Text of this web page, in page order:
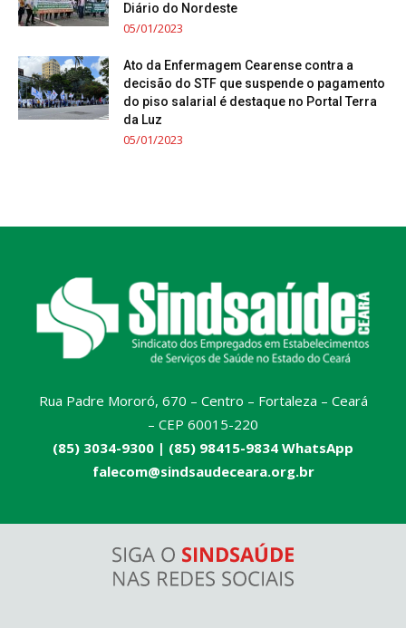
Diário do Nordeste
05/01/2023
Ato da Enfermagem Cearense contra a
decisão do STF que suspende o pagamento
do piso salarial é destaque no Portal Terra
da Luz
05/01/2023
Rua Padre Mororó, 670 – Centro – Fortaleza – Ceará
– CEP 60015-220
(85) 3034-9300 | (85) 98415-9834 WhatsApp
falecom@sindsaudeceara.org.br